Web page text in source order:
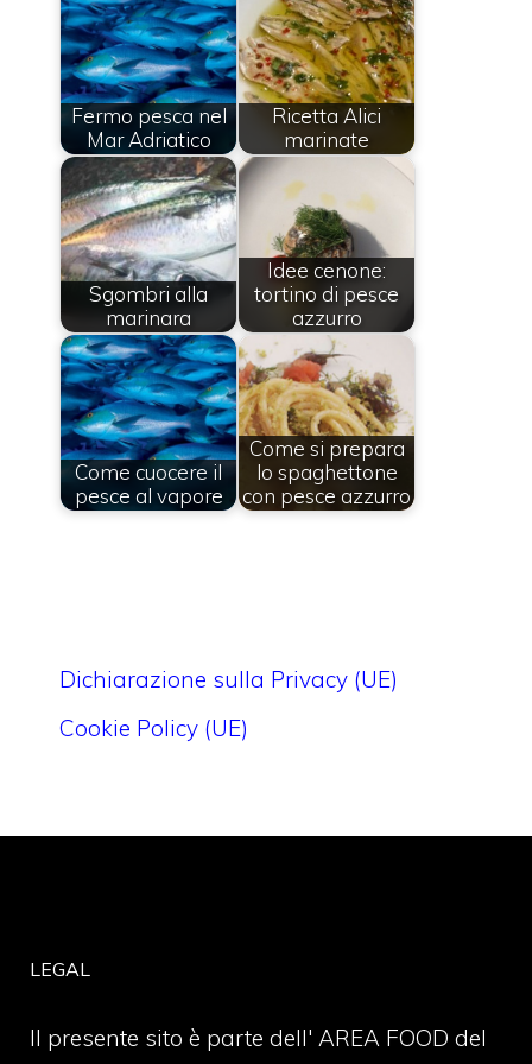
Fermo pesca nel
Mar Adriatico
Ricetta Alici
marinate
Sgombri alla
marinara
Idee cenone:
tortino di pesce
azzurro
Come cuocere il
pesce al vapore
Come si prepara
lo spaghettone
con pesce azzurro
Dichiarazione sulla Privacy (UE)
Cookie Policy (UE)
LEGAL
Il presente sito è parte dell' AREA FOOD del